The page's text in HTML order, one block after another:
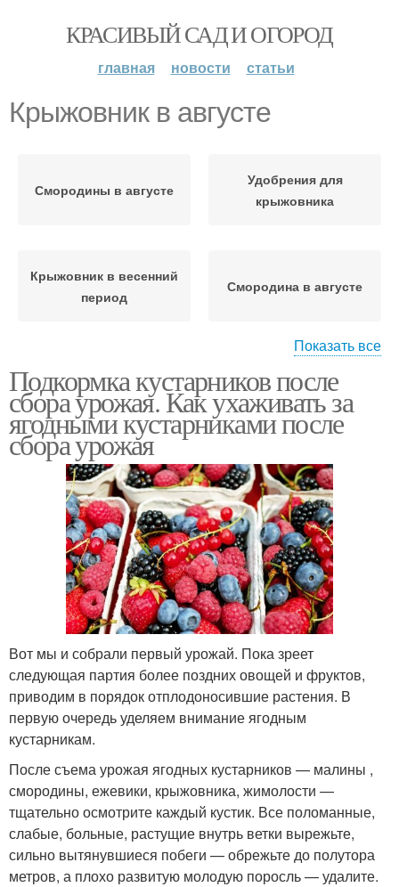
КРАСИВЫЙ САД И ОГОРОД
главная новости статьи
Крыжовник в августе
Смородины в августе
Удобрения для
крыжовника
Крыжовник в весенний
период
Смородина в августе
Уход за крыжовником
Показать все
Подкормка кустарников после
сбора урожая. Как ухаживать за
ягодными кустарниками после
сбора урожая
Вот мы и собрали первый урожай. Пока зреет
следующая партия более поздних овощей и фруктов,
приводим в порядок отплодоносившие растения. В
первую очередь уделяем внимание ягодным
кустарникам.
После съема урожая ягодных кустарников — малины ,
смородины, ежевики, крыжовника, жимолости —
тщательно осмотрите каждый кустик. Все поломанные,
слабые, больные, растущие внутрь ветки вырежьте,
сильно вытянувшиеся побеги — обрежьте до полутора
метров, а плохо развитую молодую поросль — удалите.